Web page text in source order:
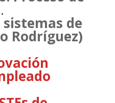
.
de
Rodríguez)